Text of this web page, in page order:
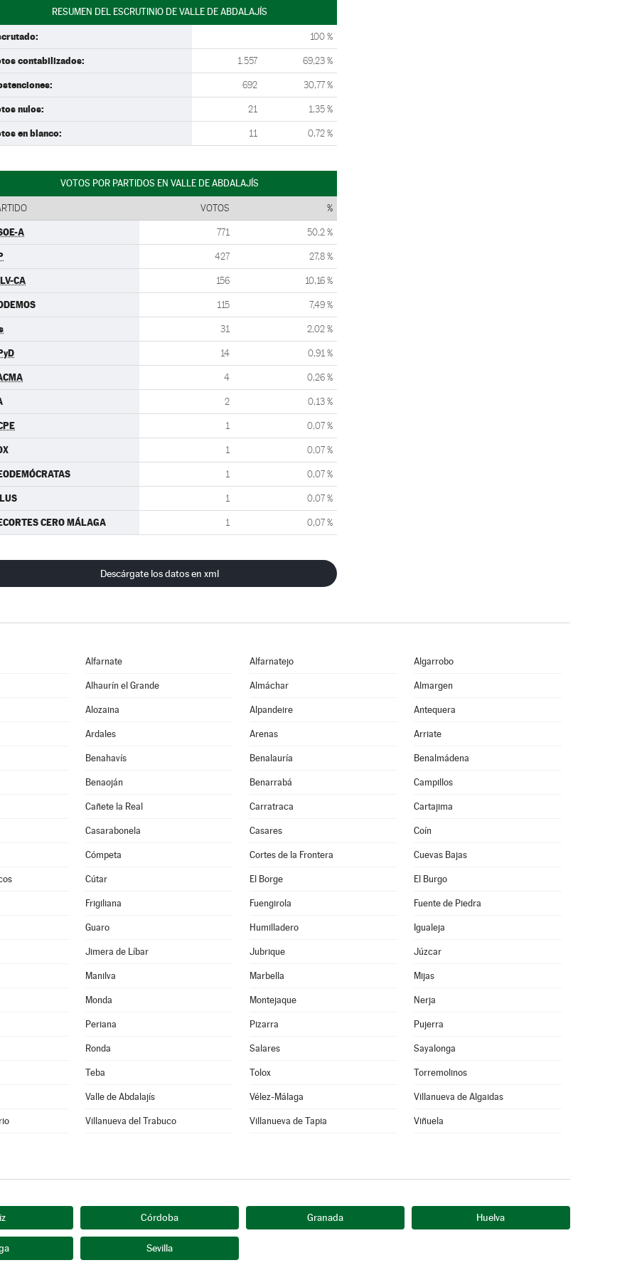
RESUMEN DEL ESCRUTINIO DE VALLE DE ABDALAJÍS
100 %
contabilizados: 1.557 69,23 %
692 30,77 %
nulos: 21 1,35 %
en blanco: 11 0,72 %
VOTOS POR PARTIDOS EN VALLE DE ABDALAJÍS
VOTOS %
A 771 50,2 %
427 27,8 %
CA 156 10,16 %
115 7,49 %
31 2,02 %
14 0,91 %
4 0,26 %
2 0,13 %
1 0,07 %
1 0,07 %
1 0,07 %
1 0,07 %
CERO MÁLAGA 1 0,07 %
Descárgate los datos en xml
Alfarnate Alfarnatejo Algarrobo
Alhaurín el Grande Almáchar Almargen
Alozaina Alpandeire Antequera
Ardales Arenas Arriate
Benahavís Benalauría Benalmádena
Benaoján Benarrabá Campillos
Cañete la Real Carratraca Cartajima
Casarabonela Casares Coín
Cómpeta Cortes de la Frontera Cuevas Bajas
Cútar El Borge El Burgo
Frigiliana Fuengirola Fuente de Piedra
Guaro Humilladero Igualeja
Jimera de Líbar Jubrique Júzcar
Manilva Marbella Mijas
Monda Montejaque Nerja
Periana Pizarra Pujerra
Ronda Salares Sayalonga
Teba Tolox Torremolinos
Valle de Abdalajís Vélez-Málaga Villanueva de Algaidas
Villanueva del Trabuco Villanueva de Tapia Viñuela
Córdoba Granada Huelva
Sevilla